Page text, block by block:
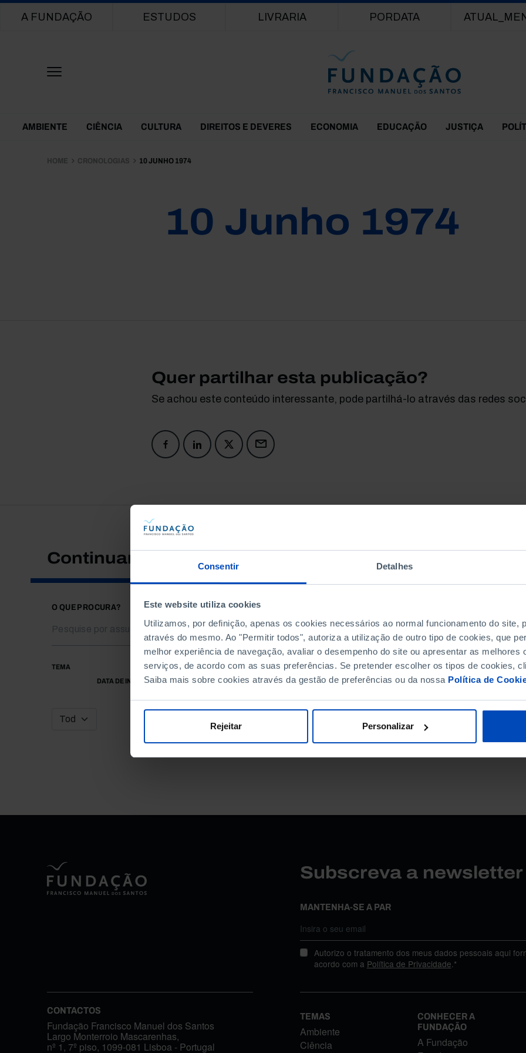
Consentir Detalhes
Este website utiliza cookies
Utilizamos, por definição, apenas os cookies necessários ao normal funcionamento do site,
através do mesmo. Ao "Permitir todos", autoriza a utilização de outro tipo de cookies, que
melhor experiência de navegação, avaliar o desempenho do site ou apresentar as melhores
serviços, de acordo com as suas preferências. Se pretender escolher os tipos de cookies,
Saiba mais sobre cookies através da gestão de preferências ou da nossa Política de
Rejeitar Personalizar
Main navigation
A FUNDAÇÃO ESTUDOS LIVRARIA PORDATA
Themes Menu
AMBIENTE CIÊNCIA CULTURA DIREITOS E DEVERES ECONOMIA EDUCAÇÃO JUSTIÇA
HOME CRONOLOGIAS 10 JUNHO 1974
10 Junho 1974
Quer partilhar esta publicação?
Se achou este conteúdo interessante, pode partilhá-lo através das redes
Continuar a pesquisar
O QUE PROCURA?
TEMA
DATA DE INÍCIO
DATA DE FIM
Subscreva a
MANTENHA-SE A PAR
Autorizo o tratamento dos meus dados pessoais aqui
acordo com a Política de Privacidade.*
CONTACTOS
Fundação Francisco Manuel dos Santos
Largo Monterroio Mascarenhas,
nº 1, 7º piso, 1099-081 Lisboa - Portugal
TEMAS
Ambiente
Ciência
CONHECER A
FUNDAÇÃO
A Fundação